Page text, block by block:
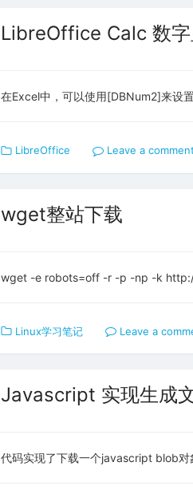
LibreOffice Calc 数
在Excel中，可以使用[DBNum2]来设
LibreOffice Leave a comment
wget整站下载
wget -e robots=off -r -p -np -k
Linux学习笔记 Leave a
Javascript 实现生成
代码实现了下载一个javascript blob